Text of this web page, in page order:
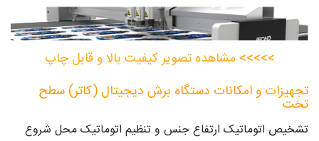
>>>>> مشاهده تصویر کیفیت بالا و قابل چاپ
تجهیزات و امکانات دستگاه برش دیجیتال (کاتر) سطح
تخت
تشخیص اتوماتیک ارتفاع جنس و تنظیم اتوماتیک محل شروع